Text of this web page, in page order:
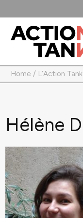
Home / L’Action Tank
Hélène D